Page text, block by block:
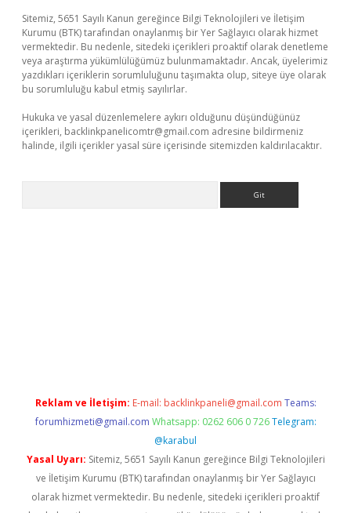
Sitemiz, 5651 Sayılı Kanun gereğince Bilgi Teknolojileri ve İletişim
Kurumu (BTK) tarafından onaylanmış bir Yer Sağlayıcı olarak hizmet
vermektedir. Bu nedenle, sitedeki içerikleri proaktif olarak denetleme
veya araştırma yükümlülüğümüz bulunmamaktadır. Ancak, üyelerimiz
yazdıkları içeriklerin sorumluluğunu taşımakta olup, siteye üye olarak
bu sorumluluğu kabul etmiş sayılırlar.
Hukuka ve yasal düzenlemelere aykırı olduğunu düşündüğünüz
içerikleri, backlinkpanelicomtr@gmail.com adresine bildirmeniz
halinde, ilgili içerikler yasal süre içerisinde sitemizden kaldırılacaktır.
Reklam ve İletişim: E-mail: backlinkpaneli@gmail.com Teams:
forumhizmeti@gmail.com Whatsapp: 0262 606 0 726 Telegram:
@karabul
Yasal Uyarı: Sitemiz, 5651 Sayılı Kanun gereğince Bilgi Teknolojileri
ve İletişim Kurumu (BTK) tarafından onaylanmış bir Yer Sağlayıcı
olarak hizmet vermektedir. Bu nedenle, sitedeki içerikleri proaktif